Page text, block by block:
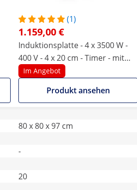
(1)
1.159,00 €
Induktionsplatte - 4 x 3500 W -
400 V - 4 x 20 cm - Timer - mit
Unterbau - Royal Catering
Im Angebot
Produkt ansehen
80 x 80 x 97 cm
-
20